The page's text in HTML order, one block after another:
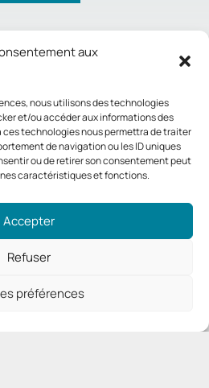
aux
nous utilisons des technologies
et/ou accéder aux informations des
ces technologies nous permettra de traiter
de navigation ou les ID uniques
ou de retirer son consentement peut
caractéristiques et fonctions.
Accepter
Refuser
préférences